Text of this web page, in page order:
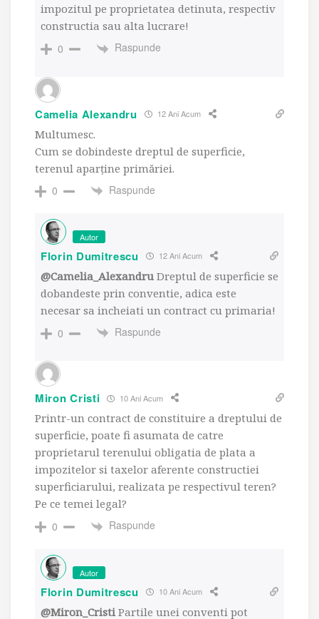
impozitul pe proprietatea detinuta, respectiv
constructia sau alta lucrare!
0
Raspunde
Camelia Alexandru 12 Ani Acum
Multumesc.
Cum se dobindeste dreptul de superficie,
terenul aparține primăriei.
0
Raspunde
Autor
Florin Dumitrescu 12 Ani Acum
@Camelia_Alexandru Dreptul de superficie se
dobandeste prin conventie, adica este
necesar sa incheiati un contract cu primaria!
0
Raspunde
Miron Cristi 10 Ani Acum
Printr-un contract de constituire a dreptului de
superficie, poate fi asumata de catre
proprietarul terenului obligatia de plata a
impozitelor si taxelor aferente constructiei
superficiarului, realizata pe respectivul teren?
Pe ce temei legal?
0
Raspunde
Autor
Florin Dumitrescu 10 Ani Acum
@Miron_Cristi Partile unei conventi pot